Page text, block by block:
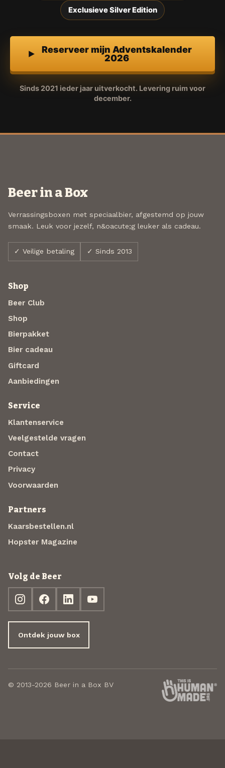
Exclusieve Silver Edition
Reserveer mijn Adventskalender
2026
Sinds 2021 ieder jaar uitverkocht. Levering ruim voor
december.
Beer in a Box
Verrassingsboxen met speciaalbier, afgestemd op jouw
smaak. Leuk voor jezelf, n&oacute;g leuker als cadeau.
✓ Veilige betaling ✓ Sinds 2013
Shop
Beer Club
Shop
Bierpakket
Bier cadeau
Giftcard
Aanbiedingen
Service
Klantenservice
Veelgestelde vragen
Contact
Privacy
Voorwaarden
Partners
Kaarsbestellen.nl
Hopster Magazine
Volg de Beer
Ontdek jouw box
© 2013-2026 Beer in a Box BV